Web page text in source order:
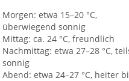
Morgen: etwa 15–20 °C,
überwiegend sonnig
Mittag: ca. 24 °C, freundlich
Nachmittag: etwa 27–28 °C,
sonnig
Abend: etwa 24–27 °C, heiter